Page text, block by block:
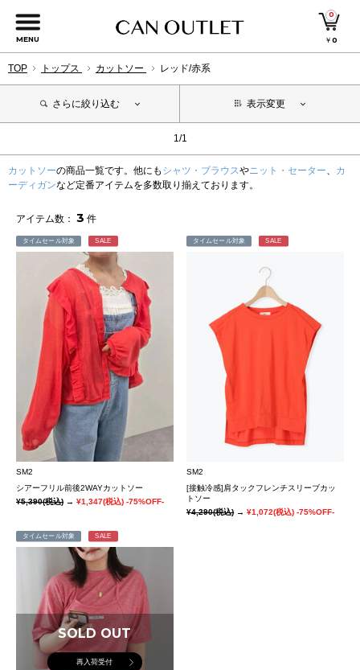
MENU
0
￥0
TOP トップス カットソー レッド/赤系
さらに絞り込む 表示変更
1/1
カットソーの商品一覧です。他にも シャツ・ブラウスやニット・セーター、 カ
ーディガンなど定番アイテムを多数取り揃えております。
アイテム数： 3 件
タイムセール対象 SALE
SM2
シアーフリル前後2WAYカットソー
¥5,390(税込) → ¥1,347(税込) -75%OFF-
タイムセール対象 SALE
SM2
[接触冷感]肩タックフレンチスリーブカッ
トソー
¥4,290(税込)→¥1,072(税込) -75%OFF-
タイムセール対象 SALE
SOLD OUT
再入荷受付